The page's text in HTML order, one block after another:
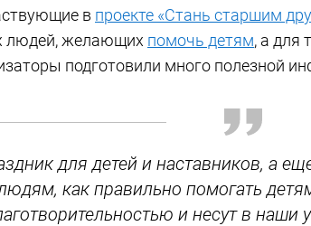
в проекте «Стань старшим
людей, желающих помочь детям, а для
подготовили много полезной
для детей и наставников, а
как правильно помогать
и несут в